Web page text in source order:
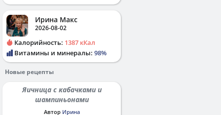
Ирина Макс
2026-08-02
Калорийность: 1387 кКал
Витамины и минералы: 98%
Новые рецепты
Яичница с кабачками и
шампиньонами
Автор Ирина